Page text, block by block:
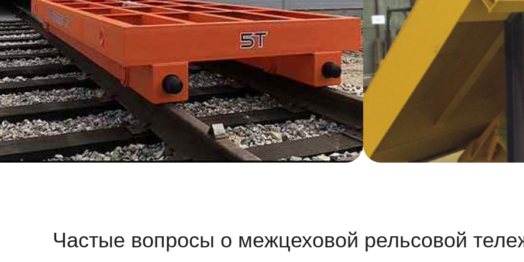
Частые вопросы о межцеховой рельсовой тележке 30
Подходит ли тележка 30 т для металлургии?
Да. В исполнениях ПБИ и ВБИ она выдерживает высокие температуры, агрессивные пары и повышенную запылённость.
Можно ли использовать тележку на длинных маршрутах?
Да. При необходимости устанавливается усиленный привод, увеличенная скорость и колёсные пары повышенной прочности.
Какой рельсовый путь предпочтителен?
Обычно применяются профили Р50 или Р65 — они выдерживают высокие нагрузки и обеспечивают стабильный ход.
Можно ли сделать платформу под конкретное техническое оборудование?
Можно. Платформа проектируется под форму, вес и габариты вашего груза.
Какие типы управления доступны?
Подвесной пульт, радиоуправление, бортовое управление и различные уровни автоматизации.